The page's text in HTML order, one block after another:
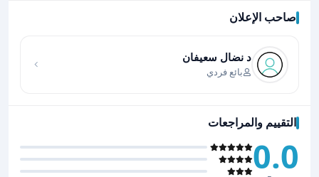
صاحب الإعلان
د نضال سعيفان
بائع فردي
التقييم والمراجعات
0.0